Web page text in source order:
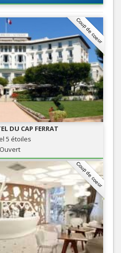
Coup de coeur
DU CAP FERRAT
5 étoiles
Ouvert
Coup de coeur